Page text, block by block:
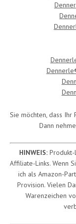
Sie möchten, dass
Dann
HINWEIS:Produkt-
Affiliate-Links. Wenn
ich als Amazon-
Provision. Vielen
Warenzeichen